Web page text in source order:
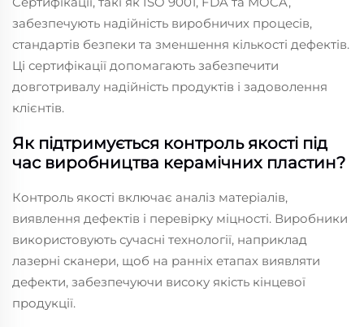
забезпечують надійність виробничих процесів,
стандартів безпеки та зменшення кількості дефектів.
Ці сертифікації допомагають забезпечити
довготривалу надійність продуктів і задоволення
клієнтів.
Як підтримується контроль якості під
час виробництва керамічних пластин?
Контроль якості включає аналіз матеріалів,
виявлення дефектів і перевірку міцності. Виробники
використовують сучасні технології, наприклад
лазерні сканери, щоб на ранніх етапах виявляти
дефекти, забезпечуючи високу якість кінцевої
продукції.